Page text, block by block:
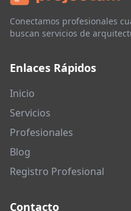
Conectamos profesionales
buscan servicios de
Enlaces Rápidos
Inicio
Servicios
Profesionales
Blog
Registro Profesional
Contacto